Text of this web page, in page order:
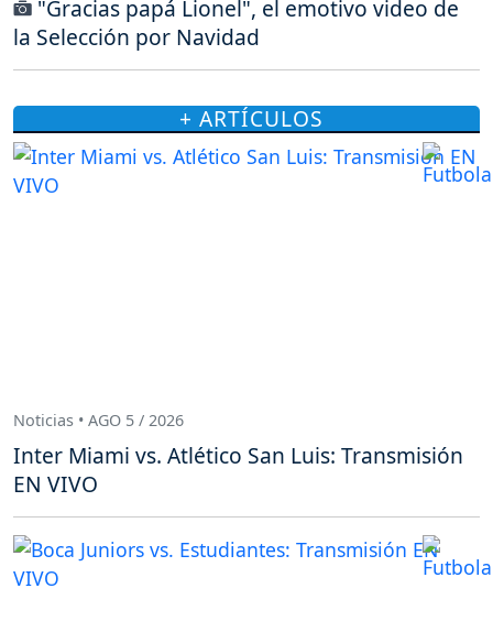
"Gracias papá Lionel", el emotivo video de
la Selección por Navidad
+ ARTÍCULOS
Noticias • AGO 5 / 2026
Inter Miami vs. Atlético San Luis: Transmisión
EN VIVO